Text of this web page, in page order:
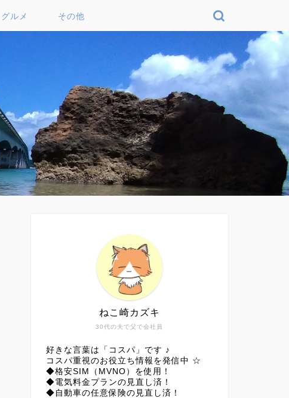
グルメ その他
30代の夫で父で会社員
ねこ崎カズキ
好きな言葉は「コスパ」です ♪
コスパ重視のお役立ち情報を発信中 ☆
◆格安SIM（MVNO）を使用！
◆電気料金プランの見直し済！
◆自動車の任意保険の見直し済！